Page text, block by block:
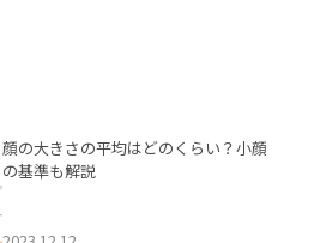
顔の大きさの平均はどのくらい？小顔
の基準も解説